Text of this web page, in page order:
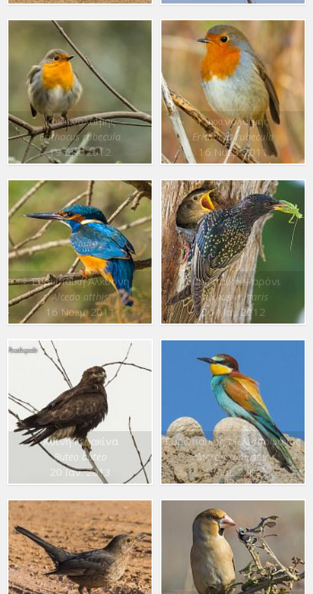
Κοκκινολαίμης
Erithacus rubecula
19 Δεκ. 2012
Κοκκινολαίμης
Erithacus rubecula
16 Νοεμ. 2011
Ευρωπαϊκή Αλκυόνη
Alcedo atthis
16 Νοεμ. 2011
Ευρωπαϊκό Ψαρόνι
Sturnus vulgaris
20 Μαΐ. 2012
Κοινή Γερακίνα
Buteo buteo
20 Ιαν. 2013
Ευρωπαϊκός Μελισσοφάγος
Merops apiaster
6 Μαΐ. 2012